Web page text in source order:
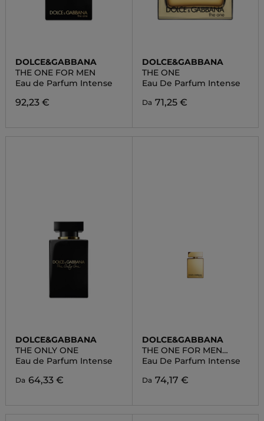
DOLCE&GABBANA
THE ONE FOR MEN
Eau de Parfum Intense
92,23 €
DOLCE&GABBANA
THE ONE
Eau De Parfum Intense
Da 71,25 €
DOLCE&GABBANA
THE ONLY ONE
Eau de Parfum Intense
Da 64,33 €
DOLCE&GABBANA
THE ONE FOR MEN
GOLD
Eau De Parfum Intense
Da 74,17 €